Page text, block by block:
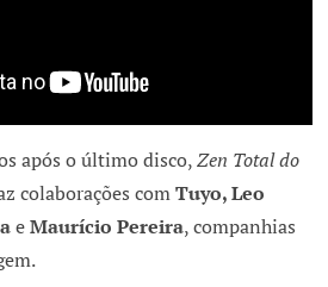
após o último disco,Zen Total do
colaborações comTuyo, Leo
eMaurício Pereira, companhias